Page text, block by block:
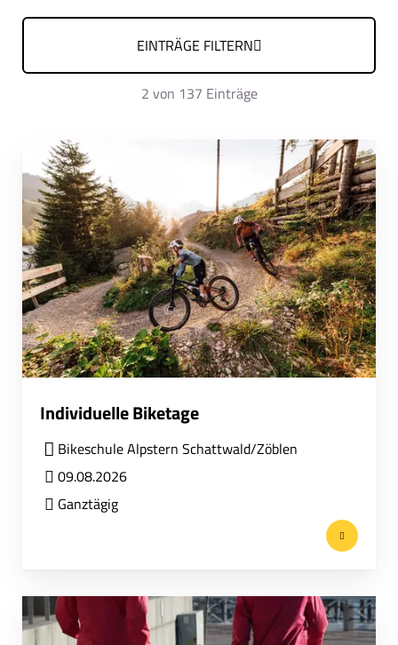
EINTRÄGE FILTERN
2 von 137 Einträge
Individuelle Biketage
Bikeschule Alpstern Schattwald/Zöblen
09.08.2026
Ganztägig